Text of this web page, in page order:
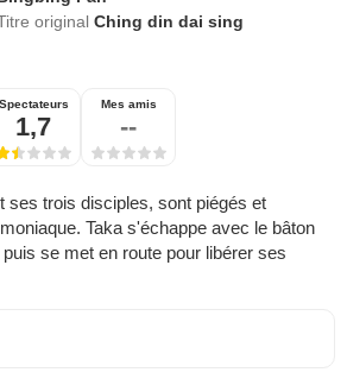
originalChing din dai sing
Spectateurs
1,7
Mes amis
--
ses trois disciples, sont piégés et
Taka s'échappe avec le bâton
se met en route pour libérer ses